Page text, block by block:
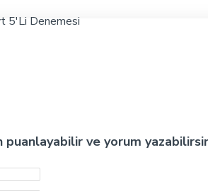
5'Li Denemesi
puanlayabilir ve yorum